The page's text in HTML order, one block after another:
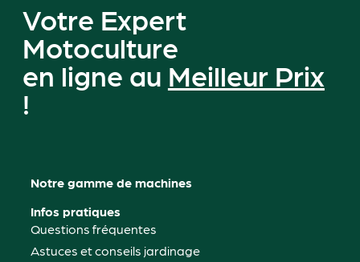
Votre Expert
Motoculture
en ligne au Meilleur Prix
!
Notre gamme de machines
Infos pratiques
Questions fréquentes
Astuces et conseils jardinage